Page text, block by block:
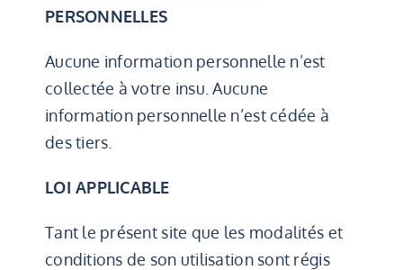
PERSONNELLES
Aucune information personnelle n’est
collectée à votre insu. Aucune
information personnelle n’est cédée à
des tiers.
LOI APPLICABLE
Tant le présent site que les modalités et
conditions de son utilisation sont régis